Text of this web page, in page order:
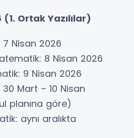
Ortak Yazılılar)
7 Nisan 2026
8 Nisan 2026
9 Nisan 2026
30 Mart – 10 Nisan
planına göre)
aynı aralıkta